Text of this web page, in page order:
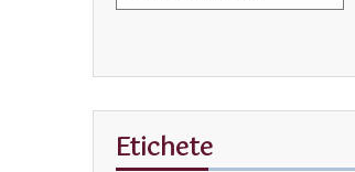
Etichete